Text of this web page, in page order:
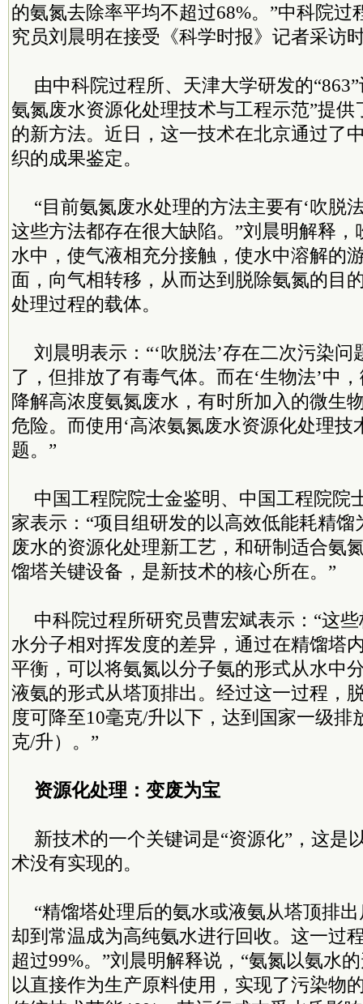
的氨氮去除率平均不超过68%。”中科院过
究员刘晨明在接受《科学时报》记者采访
由中科院过程所、天津大学研发的
氨氮废水资源化处理技术与工程示范”提
的新方法。近日，这一技术在北京通过了
织的成果鉴定。
“目前氨氮废水处理的方法主要有‘吹脱
这些方法都存在很大缺陷。”刘晨明解释
水中，使气液相充分接触，使水中溶解的
面，向气相转移，从而达到脱除氨氮的目
处理过程的载体。
刘晨明表示：“‘吹脱法’存在二次污染
了，但排放了有毒气体。而在‘生物法’中
降解高浓度氨氮废水，有时所加入的微生
危险。而使用‘高浓氨氮废水资源化处理技
题。”
中国工程院院士金鉴明、中国工程院院
家表示：“项目组研发的以高效低能耗精
废水的资源化处理新工艺，和研制适合氨
馏塔关键设备，是新技术的核心所在。”
中科院过程所研究员曹宏斌表示：“这
水分子相对挥发度的差异，通过在精馏塔
平衡，可以将氨氮以分子氨的形式从水中
液氨的形式从塔顶排出。经过这一过程，
度可降至10毫克/升以下，达到国家一级排
克/升）。”
资源化处理：变废为宝
新技术的一个关键词是“资源化”，这是
术没有实现的。
“精馏塔处理后的氨水或液氨从塔顶排
却到常温成为高纯氨水进行回收。这一过
超过99%。”刘晨明解释说，“氨氮以氨水
以直接作为生产原料使用，实现了污染物